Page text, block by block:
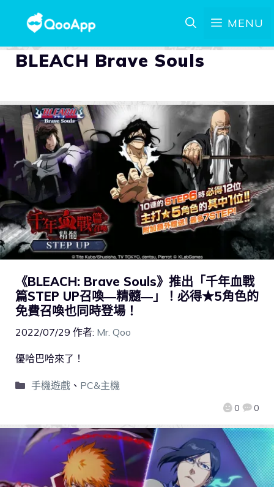
MENU
BLEACH Brave Souls
《BLEACH: Brave Souls》推出「千年血戰
篇STEP UP召喚―精髓―」！必得★5角色的
免費召喚也同時登場！
2022/07/29 作者: Mr. Qoo
0 0
優哈巴哈來了！
手機遊戲、 PC&主機